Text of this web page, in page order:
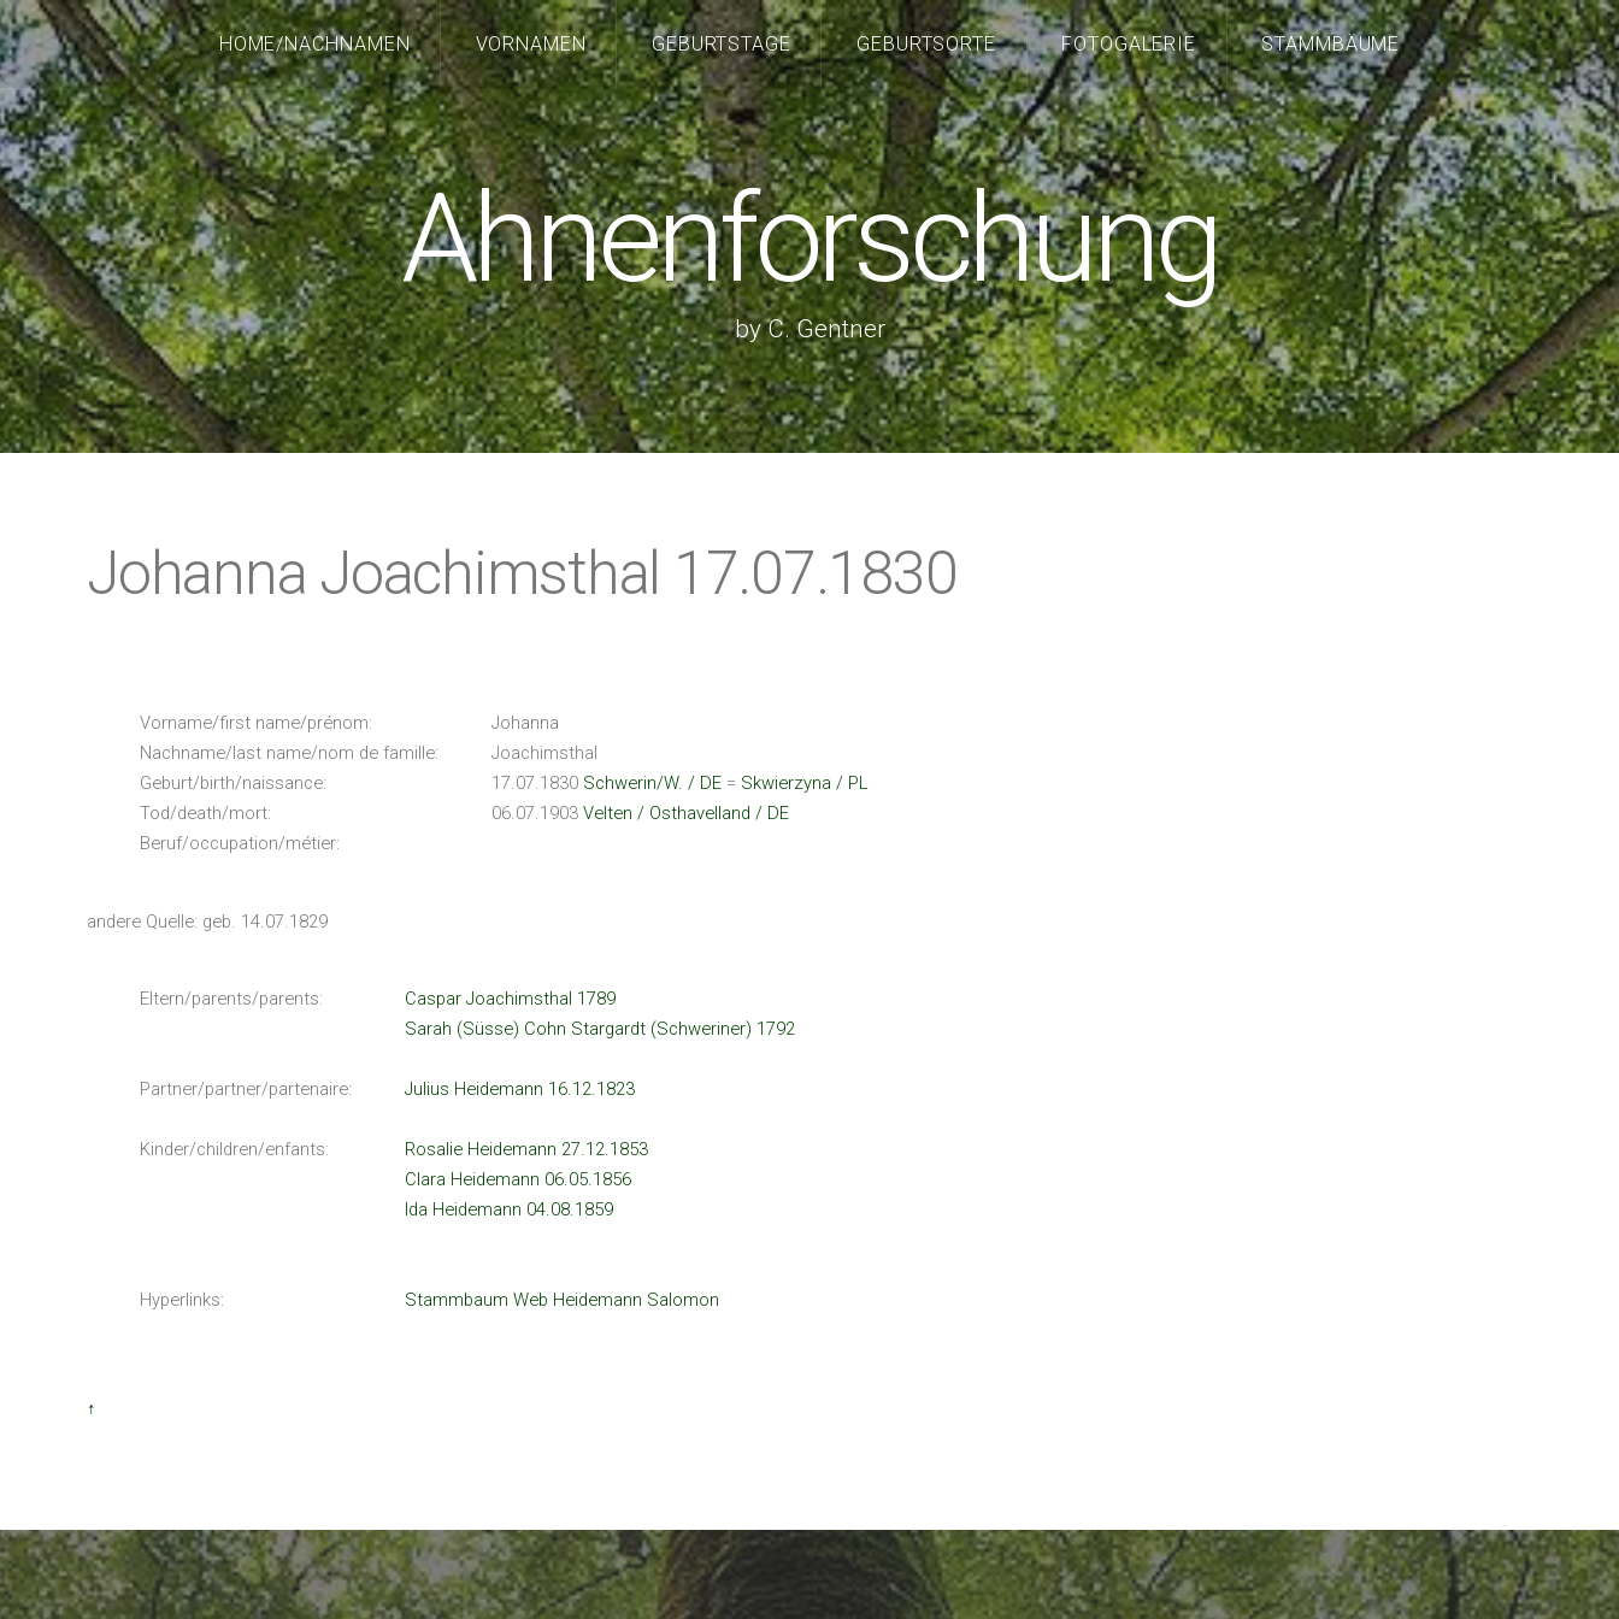
HOME/NACHNAMEN VORNAMEN GEBURTSTAGE GEBURTSORTE FOTOGALERIE STAMMBÄUME
Ahnenforschung
by C. Gentner
Johanna Joachimsthal 17.07.1830
Vorname/first name/prénom:
Johanna
Nachname/last name/nom de famille:
Joachimsthal
Geburt/birth/naissance:
17.07.1830 Schwerin/W. / DE = Skwierzyna / PL
Tod/death/mort:
06.07.1903 Velten / Osthavelland / DE
Beruf/occupation/métier:
andere Quelle: geb. 14.07.1829
Eltern/parents/parents:
Caspar Joachimsthal 1789
Sarah (Süsse) Cohn Stargardt (Schweriner) 1792
Partner/partner/partenaire: Julius Heidemann 16.12.1823
Kinder/children/enfants:
Rosalie Heidemann 27.12.1853
Clara Heidemann 06.05.1856
Ida Heidemann 04.08.1859
Hyperlinks: Stammbaum Web Heidemann Salomon
↑